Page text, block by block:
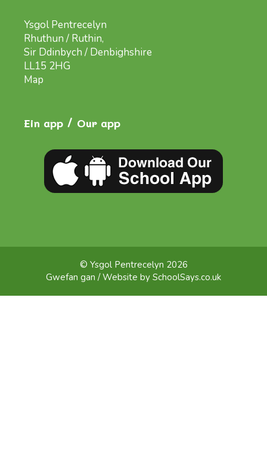
Ysgol Pentrecelyn
Rhuthun / Ruthin,
Sir Ddinbych / Denbighshire
LL15 2HG
Map
Ein app / Our app
© Ysgol Pentrecelyn 2026
Gwefan gan / Website by SchoolSays.co.uk